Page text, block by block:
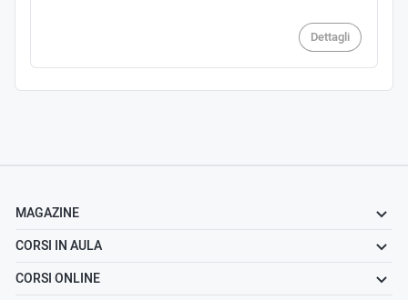
Dettagli
MAGAZINE
CORSI IN AULA
CORSI ONLINE